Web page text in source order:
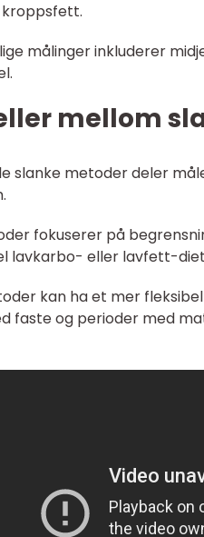
målinger inkluderer
mellom
slanke metoder deler
fokuserer på
lavkarbo- eller lavfett-
kan ha et mer
faste og perioder med